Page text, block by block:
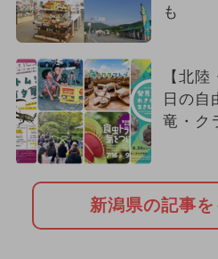
も
【北
日の自
竜・ク
新潟県の記事